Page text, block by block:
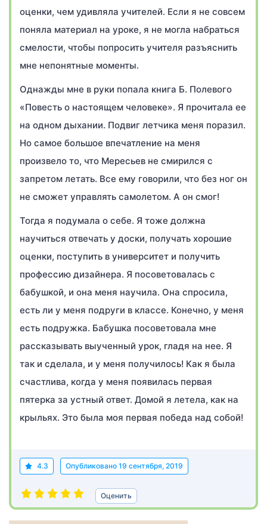
оценки, чем удивляла учителей. Если я не совсем
поняла материал на уроке, я не могла набраться
смелости, чтобы попросить учителя разъяснить
мне непонятные моменты.
Однажды мне в руки попала книга Б. Полевого
«Повесть о настоящем человеке». Я прочитала ее
на одном дыхании. Подвиг летчика меня поразил.
Но самое большое впечатление на меня
произвело то, что Мересьев не смирился с
запретом летать. Все ему говорили, что без ног он
не сможет управлять самолетом. А он смог!
Тогда я подумала о себе. Я тоже должна
научиться отвечать у доски, получать хорошие
оценки, поступить в университет и получить
профессию дизайнера. Я посоветовалась с
бабушкой, и она меня научила. Она спросила,
есть ли у меня подруги в классе. Конечно, у меня
есть подружка. Бабушка посоветовала мне
рассказывать выученный урок, гладя на нее. Я
так и сделала, и у меня получилось! Как я была
счастлива, когда у меня появилась первая
пятерка за устный ответ. Домой я летела, как на
крыльях. Это была моя первая победа над собой!
4.3 Опубликовано 19 сентября, 2019
Оценить